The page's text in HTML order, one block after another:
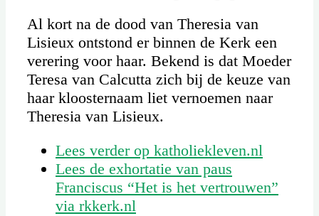
Al kort na de dood van Theresia van
Lisieux ontstond er binnen de Kerk een
verering voor haar. Bekend is dat Moeder
Teresa van Calcutta zich bij de keuze van
haar kloosternaam liet vernoemen naar
Theresia van Lisieux.
Lees verder op katholiekleven.nl
Lees de exhortatie van paus
Franciscus “Het is het vertrouwen”
via rkkerk.nl